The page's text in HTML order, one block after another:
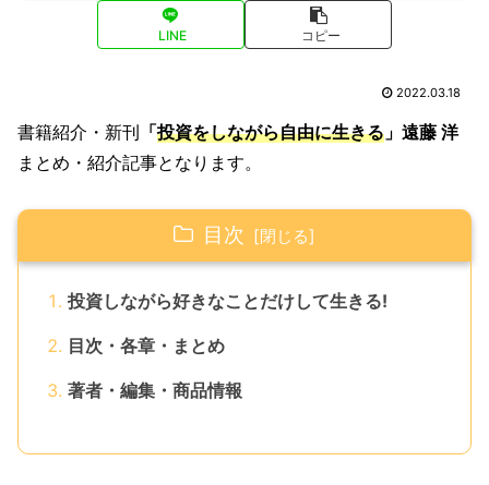
LINE コピー
2022.03.18
書籍紹介・新刊 「投資をしながら自由に生きる 」遠藤 洋
まとめ・紹介記事となります。
目次
投資しながら好きなことだけして生きる!
目次・各章・まとめ
著者・編集・商品情報